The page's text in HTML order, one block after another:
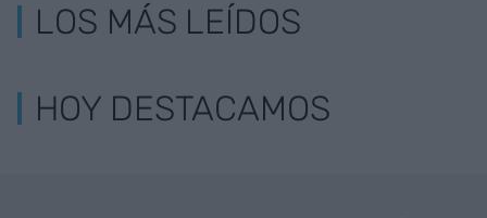
LOS MÁS LEÍDOS
HOY DESTACAMOS